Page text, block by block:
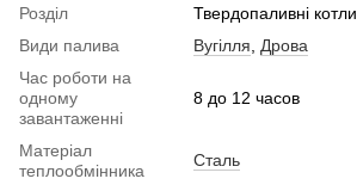
Розділ
Твердопаливні котли
Види палива
Вугілля
Дрова
Час роботи на
одному
завантаженні
8 до 12 часов
Матеріал
теплообмінника
Сталь